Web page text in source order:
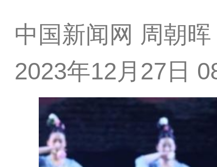
中国新闻网 周朝
2023年12月27日